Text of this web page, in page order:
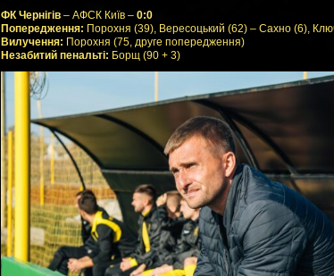
ФК Чернігів – АФСК Київ – 0:0
Попередження: Порохня (39), Вересоцький (62) – Сахно (6),
Вилучення: Порохня (75, друге попередження)
Незабитий пенальті: Борщ (90 + 3)